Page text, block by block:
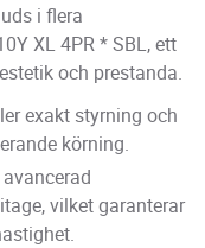
i flera
XL 4PR * SBL, ett
och prestanda.
exakt styrning och
körning.
vilket garanterar